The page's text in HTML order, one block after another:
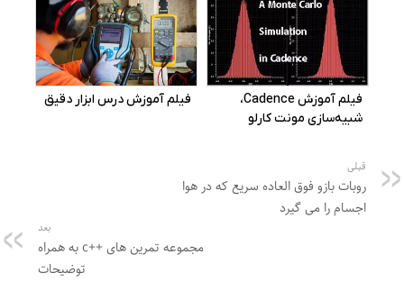
قبلی
روبات بازو فوق العاده سریع که در هوا
اجسام را می گیرد
بعد
مجموعه تمرین های ++c به همراه
توضیحات